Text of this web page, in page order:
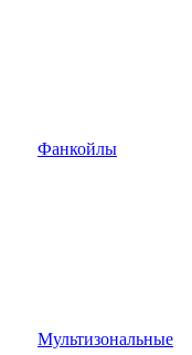
Фанкойлы
Мультизональные